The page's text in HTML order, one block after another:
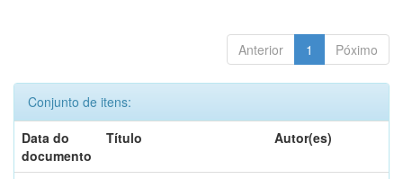
Anterior 1 Póximo
Conjunto de itens:
Data do
documento
Título Autor(es)